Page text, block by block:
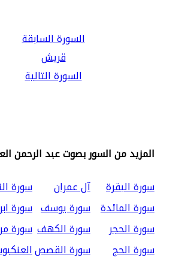
السورة السابقة
قريش
السورة التالية
المزيد من السور بصوت عبد الرحمن
سورة البقرة
آل عمران
سورة
سورة المائدة سورة يوسف سورة
سورة الحجر
سورة الكهف سورة
سورة الحج
سورة القصص